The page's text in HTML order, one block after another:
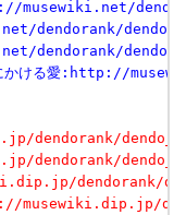
musewiki.net/
dendorank/
dendorank/
秒にかける愛:http://
dendorank/
dendorank/
dendorank/
musewiki.dip.jp/